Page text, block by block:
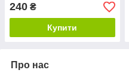
240 ₴
Купити
Про нас